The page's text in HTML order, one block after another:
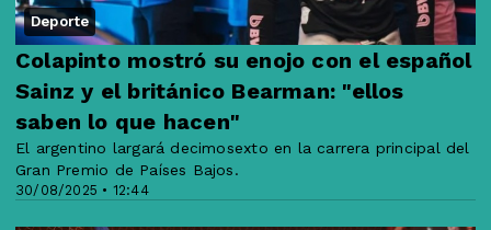
Deporte
30/08/2025 • 12:44
Colapinto mostró su enojo con el español
Sainz y el británico Bearman: "ellos
saben lo que hacen"
El argentino largará decimosexto en la carrera principal del
Gran Premio de Países Bajos.